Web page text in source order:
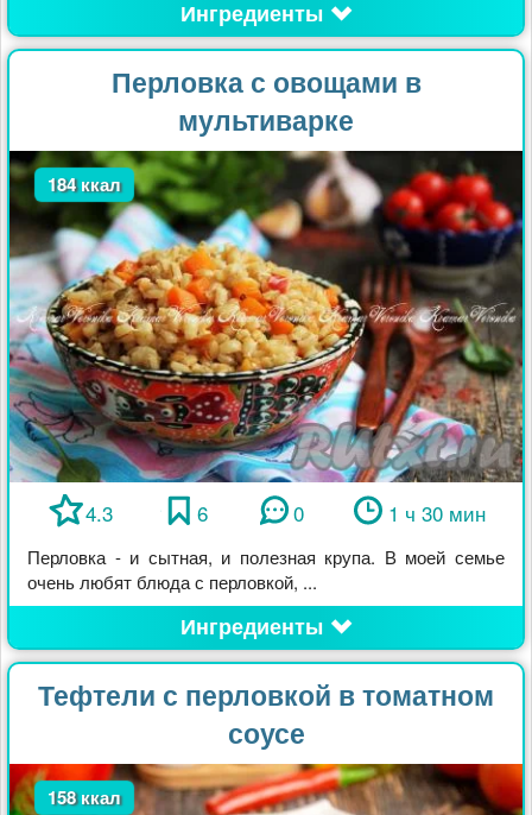
Ингредиенты
Перловка с овощами в
мультиварке
184 ккал
4.3 6 0 1 ч 30 мин
Перловка - и сытная, и полезная крупа. В моей семье
очень любят блюда с перловкой, ...
Ингредиенты
Тефтели с перловкой в томатном
соусе
158 ккал